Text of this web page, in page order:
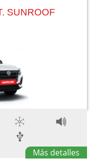
SUNROOF
Más detalles